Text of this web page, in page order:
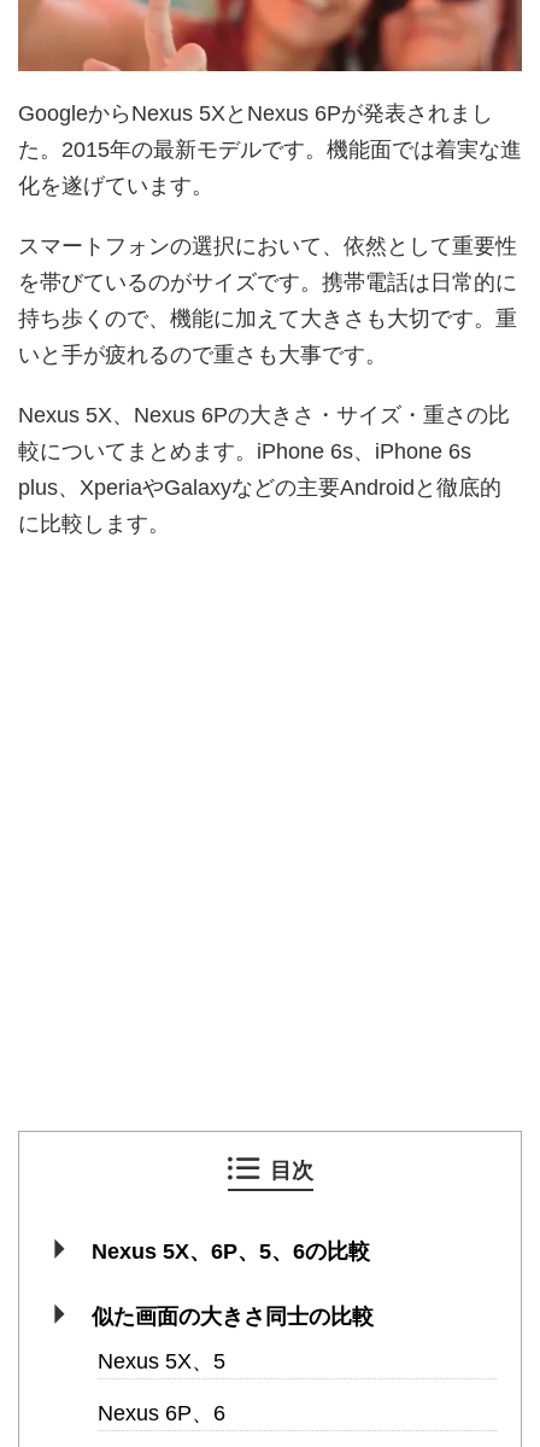
GoogleからNexus 5XとNexus 6Pが発表されまし
た。2015年の最新モデルです。機能面では着実な進
化を遂げています。
スマートフォンの選択において、依然として重要性
を帯びているのがサイズです。携帯電話は日常的に
持ち歩くので、機能に加えて大きさも大切です。重
いと手が疲れるので重さも大事です。
Nexus 5X、Nexus 6Pの大きさ・サイズ・重さの比
較についてまとめます。iPhone 6s、iPhone 6s
plus、XperiaやGalaxyなどの主要Androidと徹底的
に比較します。
目次
Nexus 5X、6P、5、6の比較
似た画面の大きさ同士の比較
Nexus 5X、5
Nexus 6P、6